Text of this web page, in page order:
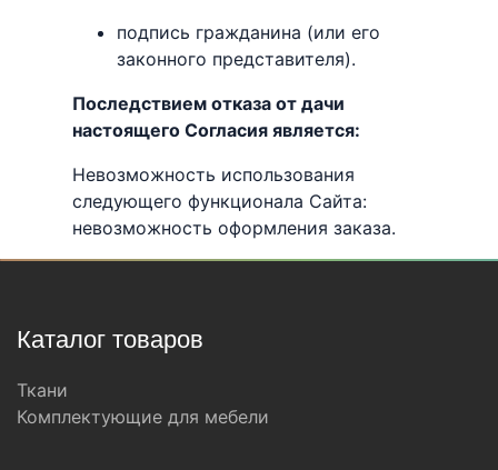
подпись гражданина (или его
законного представителя).
Последствием отказа от дачи
настоящего Согласия является:
Невозможность использования
следующего функционала Сайта:
невозможность оформления заказа.
Каталог товаров
Ткани
Комплектующие для мебели